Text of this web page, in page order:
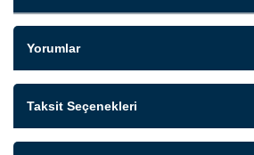
Yorumlar
Taksit Seçenekleri